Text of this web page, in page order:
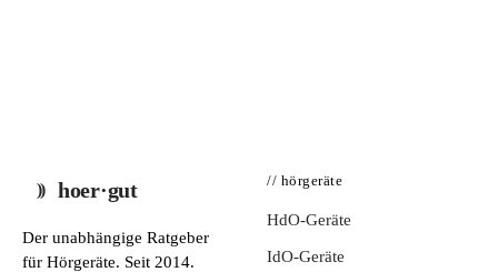
hoer·gut
Der unabhängige Ratgeber
für Hörgeräte. Seit 2014.
// hörgeräte
HdO-Geräte
IdO-Geräte